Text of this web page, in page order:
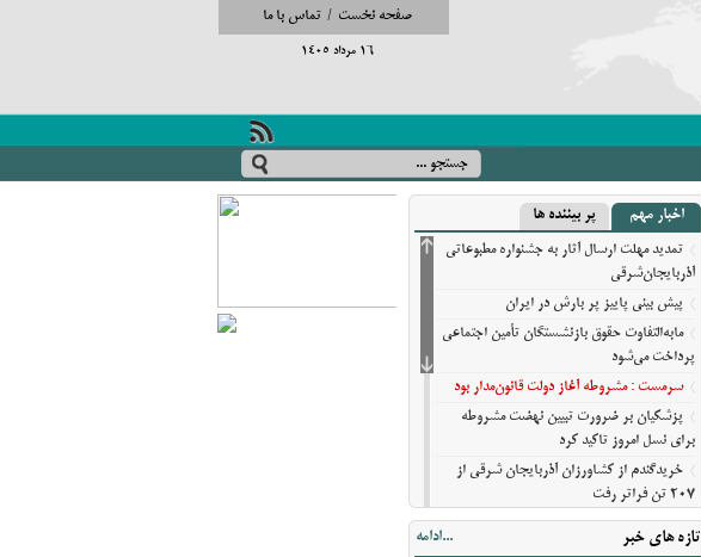
صفحه نخست / تماس با ما
16 مرداد 1405
اخبار مهم پر بیننده ها
تمدید مهلت ارسال آثار به جشنواره مطبوعاتی
آذربایجان‌شرقی
پیش‌ بینی پاییز پر بارش در ایران
مابه‌التفاوت حقوق بازنشستگان تأمین اجتماعی
پرداخت می‌شود
سرمست : مشروطه آغاز دولت قانون‌مدار بود
پزشکیان بر ضرورت تبیین نهضت مشروطه
برای نسل امروز تاکید کرد
خریدگندم از کشاورزان آذربایجان شرقی از
207 تن فراتر رفت
برندهای ریس ،‌نوقا و رشته ختایی تبریز در
مسیر ثبت ملی
تازه های خبر ...ادامه